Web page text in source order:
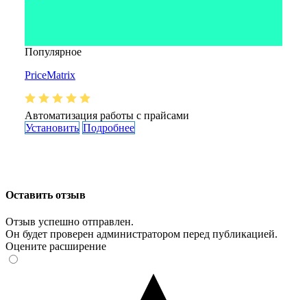
Популярное
PriceMatrix
Автоматизация работы с прайсами
Установить Подробнее
Оставить отзыв
Отзыв успешно отправлен.
Он будет проверен администратором перед публикацией.
Оцените расширение